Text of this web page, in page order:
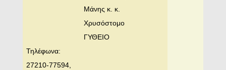
Τηλέφωνα:
27210-77594,
Μάνης κ. κ.
Χρυσόστομο
ΓΥΘΕΙΟ